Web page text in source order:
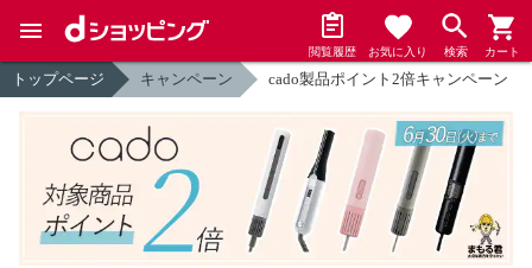
閲覧履歴 お気に入り 検索 カート
トップページ キャンペーン cado製品ポイント2倍キャンペーン